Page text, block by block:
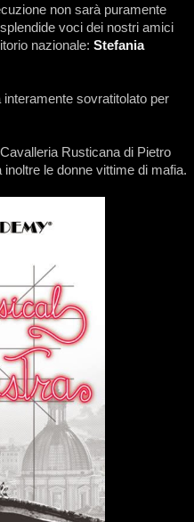
non sarà puramente
voci dei nostri amici
nazionale: Stefania
sovratitolato per
Rusticana di Pietro
le donne vittime di mafia.